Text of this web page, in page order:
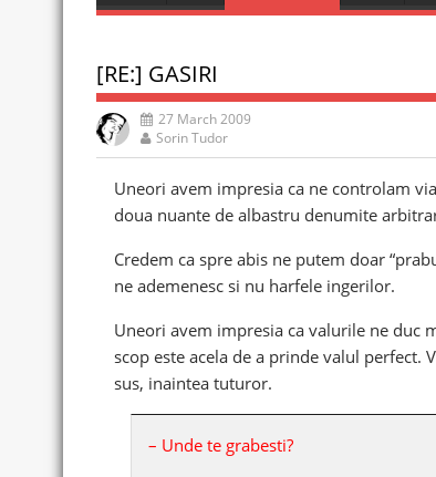
[RE:] GASIRI
27 March 2009
Sorin Tudor
Uneori avem impresia ca ne controlam
doua nuante de albastru denumite arbitrar
Credem ca spre abis ne putem doar
ne ademenesc si nu harfele ingerilor.
Uneori avem impresia ca valurile ne duc
scop este acela de a prinde valul perfect.
sus, inaintea tuturor.
– Unde te grabesti?